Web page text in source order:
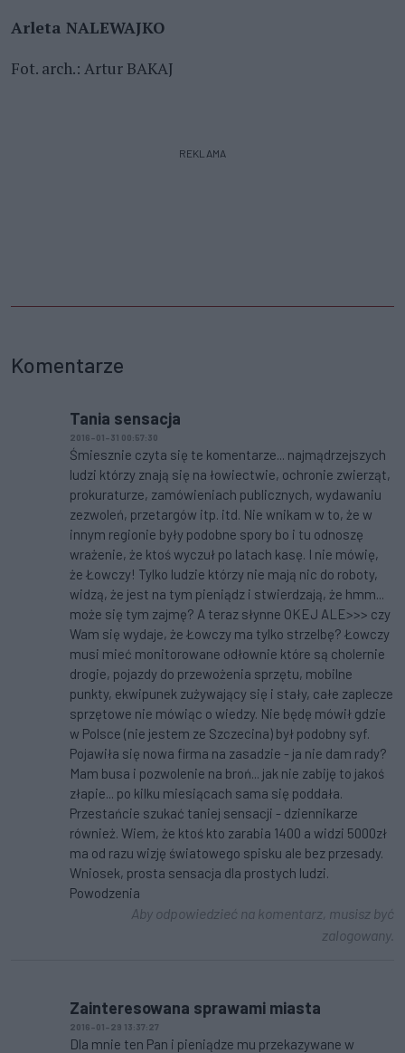
Arleta NALEWAJKO
Fot. arch.: Artur BAKAJ
REKLAMA
Komentarze
Tania sensacja
2016-01-31 00:57:30
Śmiesznie czyta się te komentarze... najmądrzejszych
ludzi którzy znają się na łowiectwie, ochronie zwierząt,
prokuraturze, zamówieniach publicznych, wydawaniu
zezwoleń, przetargów itp. itd. Nie wnikam w to, że w
innym regionie były podobne spory bo i tu odnoszę
wrażenie, że ktoś wyczuł po latach kasę. I nie mówię,
że Łowczy! Tylko ludzie którzy nie mają nic do roboty,
widzą, że jest na tym pieniądz i stwierdzają, że hmm...
może się tym zajmę? A teraz słynne OKEJ ALE>>> czy
Wam się wydaje, że Łowczy ma tylko strzelbę? Łowczy
musi mieć monitorowane odłownie które są cholernie
drogie, pojazdy do przewożenia sprzętu, mobilne
punkty, ekwipunek zużywający się i stały, całe zaplecze
sprzętowe nie mówiąc o wiedzy. Nie będę mówił gdzie
w Polsce (nie jestem ze Szczecina) był podobny syf.
Pojawiła się nowa firma na zasadzie - ja nie dam rady?
Mam busa i pozwolenie na broń... jak nie zabiję to jakoś
złapie... po kilku miesiącach sama się poddała.
Przestańcie szukać taniej sensacji - dziennikarze
również. Wiem, że ktoś kto zarabia 1400 a widzi 5000zł
ma od razu wizję światowego spisku ale bez przesady.
Wniosek, prosta sensacja dla prostych ludzi.
Powodzenia
Aby odpowiedzieć na komentarz, musisz być
zalogowany.
Zainteresowana sprawami miasta
2016-01-29 13:37:27
Dla mnie ten Pan i pieniądze mu przekazywane w